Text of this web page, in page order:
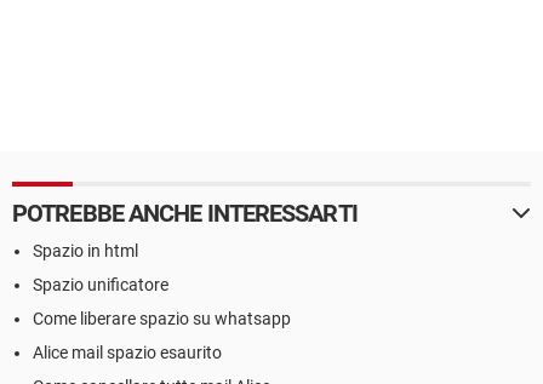
POTREBBE ANCHE INTERESSARTI
Spazio in html
Spazio unificatore
Come liberare spazio su whatsapp
Alice mail spazio esaurito